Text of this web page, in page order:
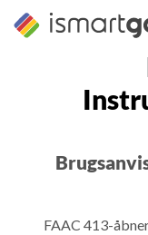
Spring
FAAC 413-